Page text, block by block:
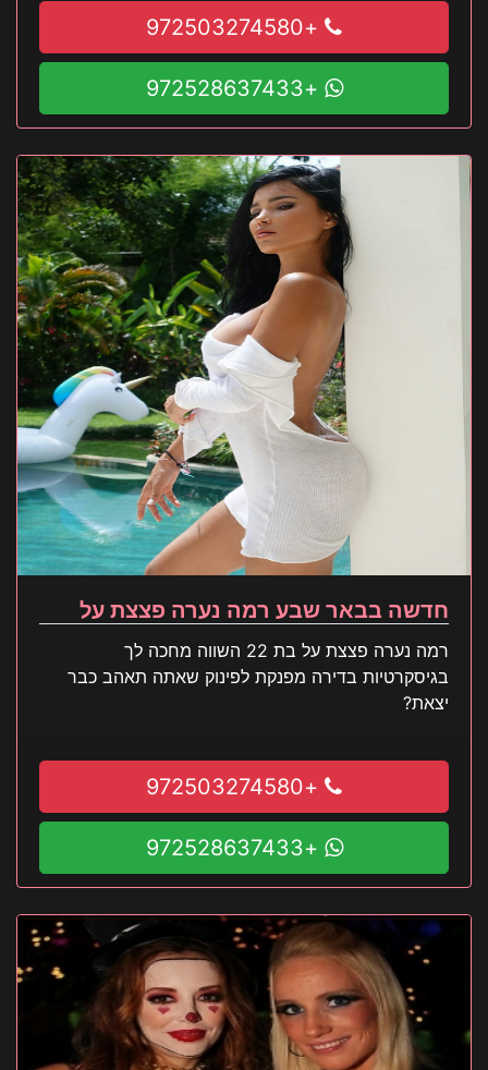
+972503274580
+972528637433
חדשה בבאר שבע רמה נערה פצצת על
רמה נערה פצצת על בת 22 השווה מחכה לך
בגיסקרטיות בדירה מפנקת לפינוק שאתה תאהב כבר
יצאת?
+972503274580
+972528637433